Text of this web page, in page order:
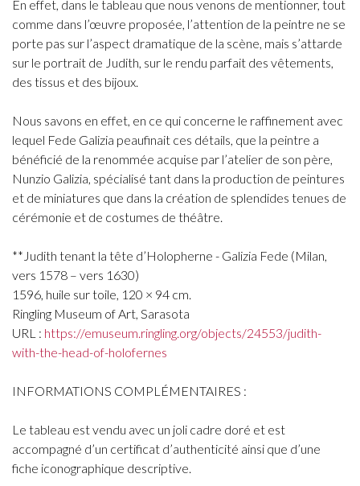
En effet, dans le tableau que nous venons de mentionner, tout
comme dans l’œuvre proposée, l’attention de la peintre ne se
porte pas sur l’aspect dramatique de la scène, mais s’attarde
sur le portrait de Judith, sur le rendu parfait des vêtements,
des tissus et des bijoux.
Nous savons en effet, en ce qui concerne le raffinement avec
lequel Fede Galizia peaufinait ces détails, que la peintre a
bénéficié de la renommée acquise par l’atelier de son père,
Nunzio Galizia, spécialisé tant dans la production de peintures
et de miniatures que dans la création de splendides tenues de
cérémonie et de costumes de théâtre.
**Judith tenant la tête d’Holopherne - Galizia Fede (Milan,
vers 1578 – vers 1630)
1596, huile sur toile, 120 × 94 cm.
Ringling Museum of Art, Sarasota
URL : https://emuseum.ringling.org/objects/24553/judith-
with-the-head-of-holofernes
INFORMATIONS COMPLÉMENTAIRES :
Le tableau est vendu avec un joli cadre doré et est
accompagné d’un certificat d’authenticité ainsi que d’une
fiche iconographique descriptive.